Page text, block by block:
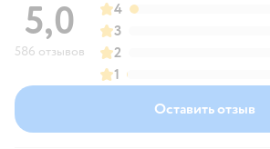
5,0
586 отзывов
4
3
2
1
Оставить отзыв